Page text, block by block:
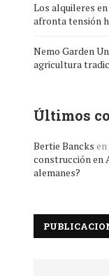
Los alquileres
afronta tensión
Nemo Garden
agricultura
Últimos
Bertie Bancks en
construcción en
alemanes?